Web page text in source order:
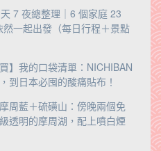
7 夜總整理｜6 個家庭 23
然一起出發（每日行程＋景點
】我的口袋清單：NICHIBAN
到日本必囤的酸痛貼布！
周藍＋硫磺山：傍晚兩個免
透明的摩周湖，配上噴白煙